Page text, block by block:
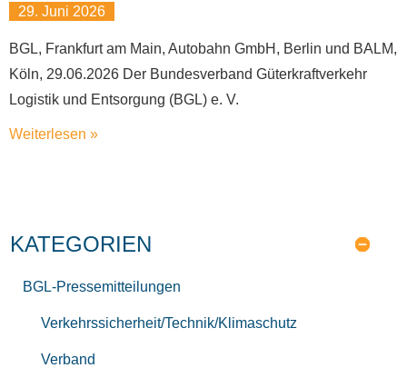
29. Juni 2026
BGL, Frankfurt am Main, Autobahn GmbH, Berlin und BALM,
Köln, 29.06.2026 Der Bundesverband Güterkraftverkehr
Logistik und Entsorgung (BGL) e. V.
Weiterlesen »
KATEGORIEN
BGL-Pressemitteilungen
Verkehrssicherheit/Technik/Klimaschutz
Verband